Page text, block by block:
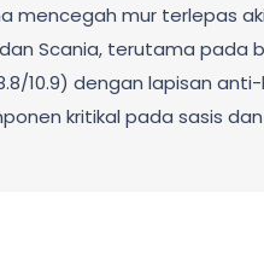
mencegah mur terlepas
Scania, terutama pada
10.9) dengan lapisan
kritikal pada sasis